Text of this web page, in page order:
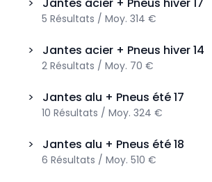
5 Résultats / Moy. 314 €
> Jantes acier + Pneus hiver14
2 Résultats / Moy. 70 €
> Jantes alu + Pneus été17
10 Résultats / Moy. 324 €
> Jantes alu + Pneus été18
6 Résultats / Moy. 510 €